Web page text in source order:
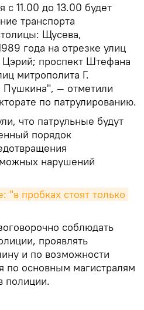
с 11.00 до 13.00 будет
транспорта
Щусева,
года на отрезке улиц
проспект Штефана
митрополита Г.
— отметили
по патрулированию.
что патрульные будут
порядок
нарушений
"в пробках стоят только
соблюдать
проявлять
и по возможности
по основным магистралям
полиции.